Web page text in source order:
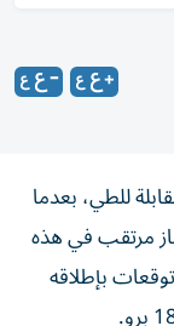
للطي، بعدما
مرتقب في هذه
بإطلاقه